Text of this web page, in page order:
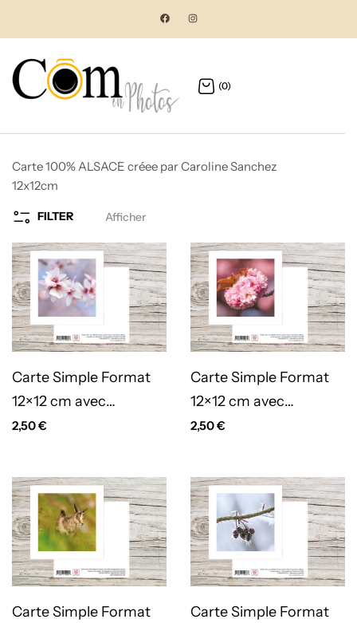
(0)
Carte 100% ALSACE créee par Caroline Sanchez
12x12cm
FILTER Afficher
Carte Simple Format
12×12 cm avec
enveloppe –
Mittelwihr
2,50€
Carte Simple Format
12×12 cm avec
enveloppe – Cerisier
2,50€
Carte Simple Format
Carte Simple Format